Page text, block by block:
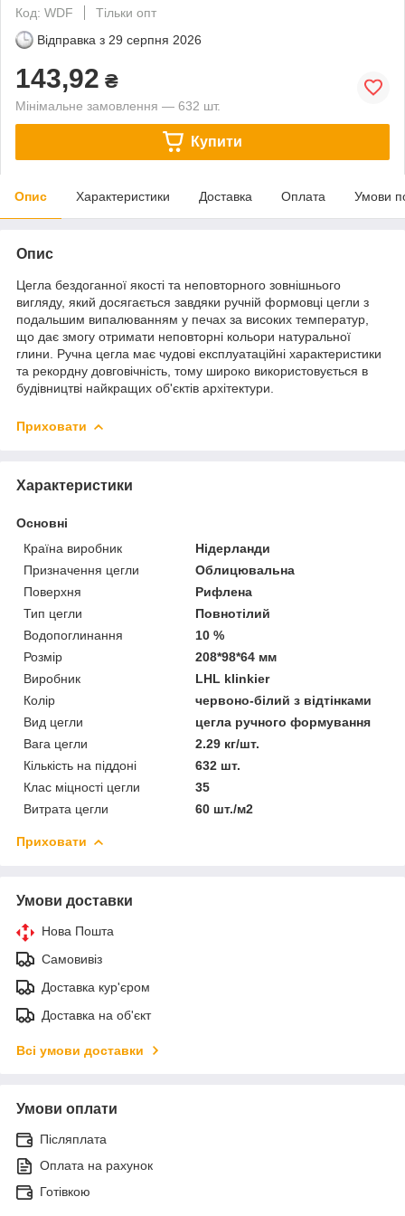
Код: WDF
Тільки опт
Відправка з 29 серпня 2026
143,92 ₴
Мінімальне замовлення — 632 шт.
Купити
Опис Характеристики Доставка Оплата Умови
Опис
Цегла бездоганної якості та неповторного зовнішнього
вигляду, який досягається завдяки ручній формовці цегли з
подальшим випалюванням у печах за високих температур,
що дає змогу отримати неповторні кольори натуральної
глини. Ручна цегла має чудові експлуатаційні характеристики
та рекордну довговічність, тому широко використовується в
будівництві найкращих об'єктів архітектури.
Приховати
Характеристики
Основні
Країна виробник
Нідерланди
Призначення цегли
Облицювальна
Поверхня
Рифлена
Тип цегли
Повнотілий
Водопоглинання
10 %
Розмір
208*98*64 мм
Виробник
LHL klinkier
Колір
червоно-білий з відтінками
Вид цегли
цегла ручного формування
Вага цегли
2.29 кг/шт.
Кількість на піддоні
632 шт.
Клас міцності цегли
35
Витрата цегли
60 шт./м2
Приховати
Умови доставки
Нова Пошта
Самовивіз
Доставка кур'єром
Доставка на об'єкт
Всі умови доставки
Умови оплати
Післяплата
Оплата на рахунок
Готівкою